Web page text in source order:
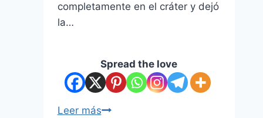
completamente en el cráter y dejó
la…
Spread the love
Leer más